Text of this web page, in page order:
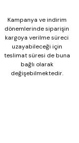
Kampanya ve indirim
dönemlerinde siparişin
kargoya verilme süreci
uzayabileceği için
teslimat süresi de buna
bağlı olarak
değişebilmektedir.